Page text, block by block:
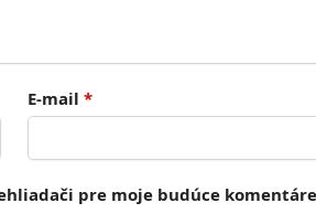
E-mail *
pre moje budúce